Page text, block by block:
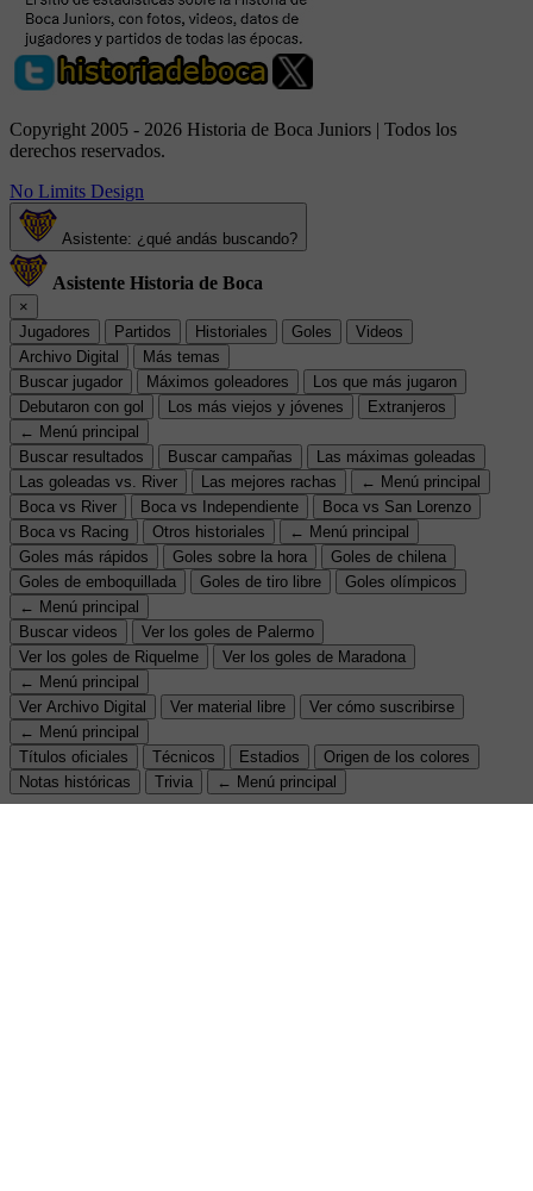
Copyright 2005 - 2026 Historia de Boca Juniors | Todos los
derechos reservados.
No Limits Design
Asistente: ¿qué andás buscando?
Asistente Historia de Boca
×
Jugadores
Partidos Historiales Goles
Videos
Archivo Digital
Más temas
Buscar jugador
Máximos goleadores
Los que más jugaron
Debutaron con gol
Los más viejos y jóvenes
Extranjeros
← Menú principal
Buscar resultados
Buscar campañas
Las máximas goleadas
Las goleadas vs. River
Las mejores rachas
← Menú principal
Boca vs River
Boca vs Independiente
Boca vs San Lorenzo
Boca vs Racing
Otros historiales
← Menú principal
Goles más rápidos
Goles sobre la hora
Goles de chilena
Goles de emboquillada
Goles de tiro libre
Goles olímpicos
← Menú principal
Buscar videos
Ver los goles de Palermo
Ver los goles de Riquelme
Ver los goles de Maradona
← Menú principal
Ver Archivo Digital
Ver material libre
Ver cómo suscribirse
← Menú principal
Títulos oficiales
Técnicos Estadios
Origen de los colores
Notas históricas
Trivia ← Menú principal